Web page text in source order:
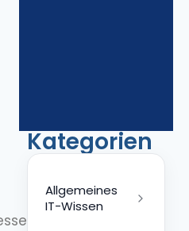
Kategorien
Allgemeines
IT-Wissen